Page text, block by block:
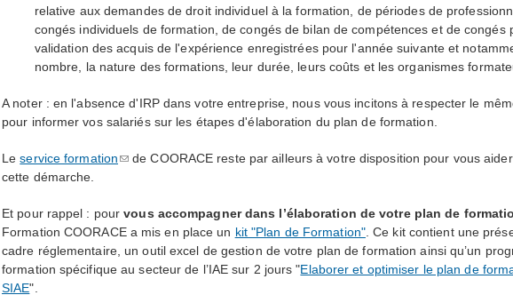
relative aux demandes de droit individuel à la formation, de périodes de
congés individuels de formation, de congés de bilan de compétences et de congés
validation des acquis de l'expérience enregistrées pour l'année suivante et
nombre, la nature des formations, leur durée, leurs coûts et les organismes
A noter : en l'absence d'IRPdans votre entreprise, nous vous incitons à respecter le
pour informer vos salariés sur les étapes d'élaboration du plan de formation.
Leservice formation deCOORACE reste par ailleurs à votre disposition pour vous
cette démarche.
Et pour rappel : pourvous accompagner dans l’élaboration de votre plan de
Formation COORACEa mis en place un kit "Plan de Formation". Ce kit contient une
cadre réglementaire, un outil excel de gestion de votre plan de formation ainsi qu’un
formation spécifique au secteur de l’IAE sur 2 jours "Elaborer et optimiser le plan de
SIAE".